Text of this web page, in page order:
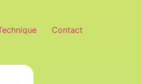
Contact